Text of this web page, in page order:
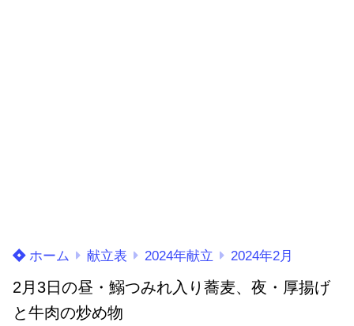
ホーム 献立表 2024年献立 2024年2月
2月3日の昼・鰯つみれ入り蕎麦、夜・厚揚げ
と牛肉の炒め物